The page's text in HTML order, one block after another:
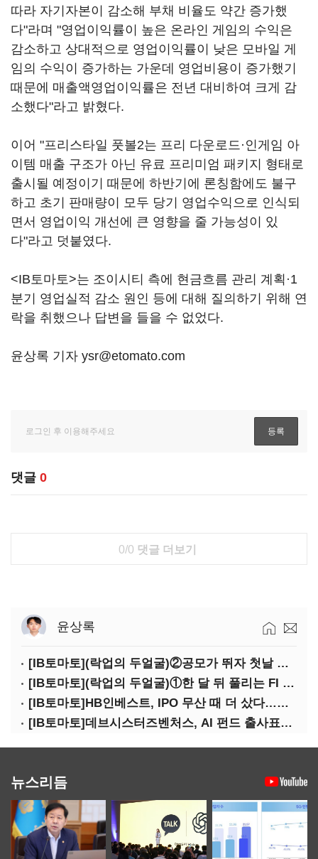
따라 자기자본이 감소해 부채 비율도 약간 증가했
다"라며 "영업이익률이 높은 온라인 게임의 수익은
감소하고 상대적으로 영업이익률이 낮은 모바일 게
임의 수익이 증가하는 가운데 영업비용이 증가했기
때문에 매출액영업이익률은 전년 대비하여 크게 감
소했다"라고 밝혔다.
이어 "프리스타일 풋볼2는 프리 다운로드·인게임 아
이템 매출 구조가 아닌 유료 프리미엄 패키지 형태로
출시될 예정이기 때문에 하반기에 론칭함에도 불구
하고 초기 판매량이 모두 당기 영업수익으로 인식되
면서 영업이익 개선에 큰 영향을 줄 가능성이 있
다"라고 덧붙였다.
<IB토마토>는 조이시티 측에 현금흐름 관리 계획·1
분기 영업실적 감소 원인 등에 대해 질의하기 위해 연
락을 취했으나 답변을 들을 수 없었다.
윤상록 기자 ysr@etomato.com
댓글 0
0/0 댓글 더보기
윤상록
[IB토마토](락업의 두얼굴)②공모가 뛰자 첫날 매도…FI 엑시트 전략 갈렸다
[IB토마토](락업의 두얼굴)①한 달 뒤 풀리는 FI 물량…새내기주 오버행 경계
[IB토마토]HB인베스트, IPO 무산 때 더 샀다…마키나락스 투자 2.7배 회수
[IB토마토]데브시스터즈벤처스, AI 펀드 출사표…모회사 경영난 변수
뉴스리듬